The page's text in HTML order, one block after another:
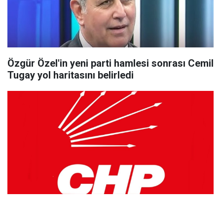
Özgür Özel'in yeni parti hamlesi sonrası Cemil
Tugay yol haritasını belirledi